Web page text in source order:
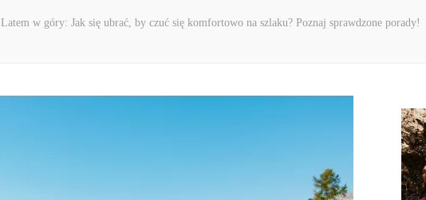
Latem w góry: Jak się ubrać, by czuć się komfortowo na szlaku? Poznaj sprawdzone porady!